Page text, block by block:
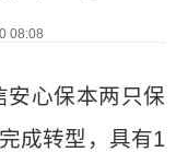
08:08
安心保本两只保
成转型，具有1